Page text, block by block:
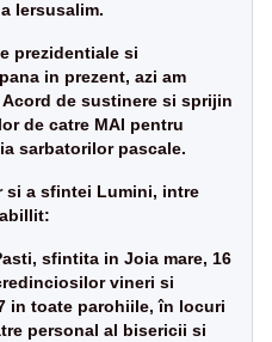
Iersusalim.
prezidentiale si
in prezent, azi am
de sustinere si sprijin
de catre MAI pentru
sarbatorilor pascale.
si a sfintei Lumini, intre
sfintita in Joia mare, 16
vineri si
in toate parohiile, în locuri
personal al bisericii si